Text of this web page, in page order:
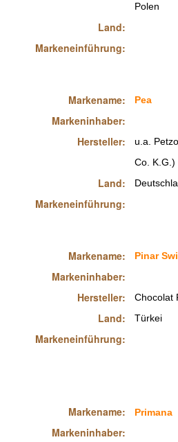
Markename:
Markeninhaber:
Hersteller:
Land:
Markeneinführung:
Pinar
Chocolat
Türkei
Markename:
Markeninhaber:
Primana
Pea
u.a.
Co. K.G.)
Markename:
Markeninhaber:
Hersteller:
Land:
Markeneinführung:
Land:
Markeneinführung:
Polen